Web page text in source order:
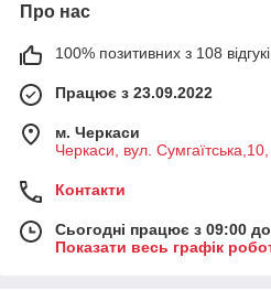
Про нас
100% позитивних з 108
Працює з 23.09.2022
м. Черкаси
Черкаси, вул.
Контакти
Сьогодні працює з 09:00
Показати весь графік